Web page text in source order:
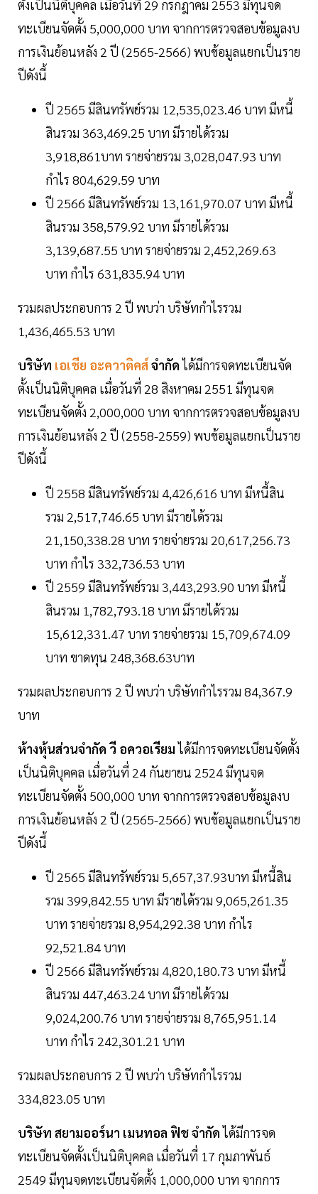
ตั้งเป็นนิติบุคคล เมื่อวันที่ 29 กรกฎาคม 2553 มีทุนจด
ทะเบียนจัดตั้ง 5,000,000 บาท จากการตรวจสอบข้อมูลงบ
การเงินย้อนหลัง 2 ปี (2565-2566) พบข้อมูลแยกเป็นราย
ปีดังนี้
ปี 2565 มีสินทรัพย์รวม 12,535,023.46 บาท มีหนี้
สินรวม 363,469.25 บาท มีรายได้รวม
3,918,861บาท รายจ่ายรวม 3,028,047.93 บาท
กำไร 804,629.59 บาท
ปี 2566 มีสินทรัพย์รวม 13,161,970.07 บาท มีหนี้
สินรวม 358,579.92 บาท มีรายได้รวม
3,139,687.55 บาท รายจ่ายรวม 2,452,269.63
บาท กำไร 631,835.94 บาท
รวมผลประกอบการ 2 ปี พบว่า บริษัทกำไรรวม
1,436,465.53 บาท
บริษัท เอเชีย อะควาติคส์จำกัดได้มีการจดทะเบียนจัด
ตั้งเป็นนิติบุคคล เมื่อวันที่ 28 สิงหาคม 2551 มีทุนจด
ทะเบียนจัดตั้ง 2,000,000 บาท จากการตรวจสอบข้อมูลงบ
การเงินย้อนหลัง 2 ปี (2558-2559) พบข้อมูลแยกเป็นราย
ปีดังนี้
ปี 2558 มีสินทรัพย์รวม 4,426,616 บาท มีหนี้สิน
รวม 2,517,746.65 บาท มีรายได้รวม
21,150,338.28 บาท รายจ่ายรวม 20,617,256.73
บาท กำไร 332,736.53 บาท
ปี 2559 มีสินทรัพย์รวม 3,443,293.90 บาท มีหนี้
สินรวม 1,782,793.18 บาท มีรายได้รวม
15,612,331.47 บาท รายจ่ายรวม 15,709,674.09
บาท ขาดทุน 248,368.63บาท
รวมผลประกอบการ 2 ปี พบว่า บริษัทกำไรรวม 84,367.9
บาท
ห้างหุ้นส่วนจำกัด วี อควอเรียมได้มีการจดทะเบียนจัดตั้ง
เป็นนิติบุคคล เมื่อวันที่ 24 กันยายน 2524 มีทุนจด
ทะเบียนจัดตั้ง 500,000 บาท จากการตรวจสอบข้อมูลงบ
การเงินย้อนหลัง 2 ปี (2565-2566) พบข้อมูลแยกเป็นราย
ปีดังนี้
ปี 2565 มีสินทรัพย์รวม 5,657,37.93บาท มีหนี้สิน
รวม 399,842.55 บาท มีรายได้รวม 9,065,261.35
บาท รายจ่ายรวม 8,954,292.38 บาท กำไร
92,521.84 บาท
ปี 2566 มีสินทรัพย์รวม 4,820,180.73 บาท มีหนี้
สินรวม 447,463.24 บาท มีรายได้รวม
9,024,200.76 บาท รายจ่ายรวม 8,765,951.14
บาท กำไร 242,301.21 บาท
รวมผลประกอบการ 2 ปี พบว่า บริษัทกำไรรวม
334,823.05 บาท
บริษัท สยามออร์นา เมนทอล ฟิช จำกัดได้มีการจด
ทะเบียนจัดตั้งเป็นนิติบุคคล เมื่อวันที่ 17 กุมภาพันธ์
2549 มีทุนจดทะเบียนจัดตั้ง 1,000,000 บาท จากการ